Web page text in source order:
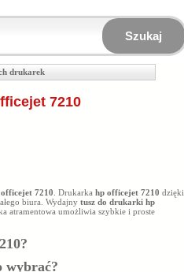
Szukaj
drukarek
7210
7210 . Drukarka hp officejet 7210 dzięki
biura. Wydajny tusz do drukarki hp
atramentowa umożliwia szybkie i proste
?
wybrać?